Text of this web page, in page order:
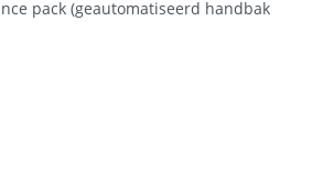
pack (geautomatiseerd handbak